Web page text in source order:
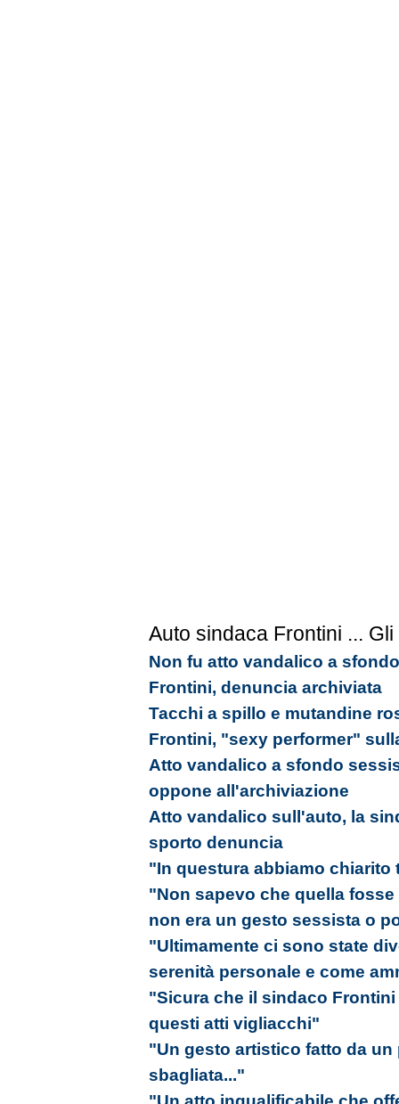
Auto sindaca Frontini ...
Non fu atto vandalico a
Frontini, denuncia archiviata
Tacchi a spillo e mutandine
Frontini, "sexy performer"
Atto vandalico a sfondo
oppone all'archiviazione
Atto vandalico sull'auto, la
sporto denuncia
"In questura abbiamo chiarito
"Non sapevo che quella
non era un gesto sessista o
"Ultimamente ci sono state
serenità personale e come
"Sicura che il sindaco
questi atti vigliacchi"
"Un gesto artistico fatto da
sbagliata..."